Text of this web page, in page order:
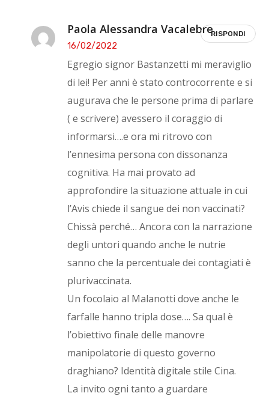
Paola Alessandra Vacalebre
16/02/2022
Egregio signor Bastanzetti mi meraviglio
di lei! Per anni è stato controcorrente e si
augurava che le persone prima di parlare
( e scrivere) avessero il coraggio di
informarsi….e ora mi ritrovo con
l’ennesima persona con dissonanza
cognitiva. Ha mai provato ad
approfondire la situazione attuale in cui
l’Avis chiede il sangue dei non vaccinati?
Chissà perché… Ancora con la narrazione
degli untori quando anche le nutrie
sanno che la percentuale dei contagiati è
plurivaccinata.
Un focolaio al Malanotti dove anche le
farfalle hanno tripla dose…. Sa qual è
l’obiettivo finale delle manovre
manipolatorie di questo governo
draghiano? Identità digitale stile Cina.
La invito ogni tanto a guardare
RISPONDI